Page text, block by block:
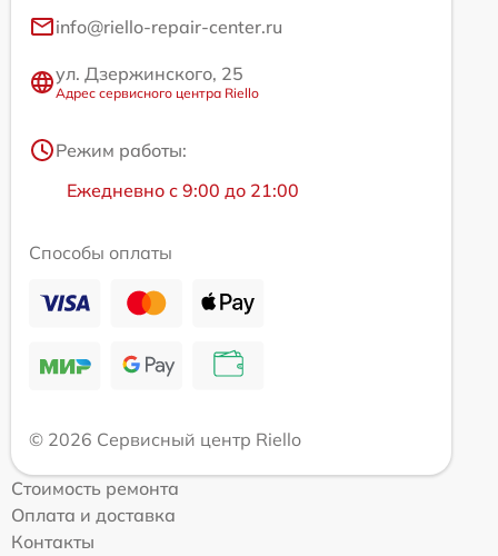
info@riello-repair-center.ru
ул. Дзержинского, 25
Адрес сервисного центра Riello
Режим работы:
Ежедневно с 9:00 до 21:00
Способы оплаты
© 2026 Сервисный центр Riello
Стоимость ремонта
Оплата и доставка
Контакты